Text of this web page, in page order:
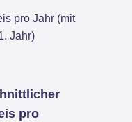
pro Jahr (mit
Jahr)
pro